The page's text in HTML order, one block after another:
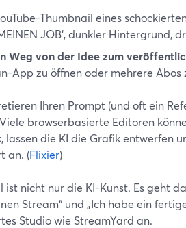
Thumbnail eines
JOB‘, dunkler Hintergrund,
Weg von der Idee zum
App zu öffnen oder mehrere Abos
Ihren Prompt (und oft ein
browserbasierte Editoren
lassen die KI die Grafik entwerfen
an. (Flixier)
nicht nur die KI-Kunst. Es geht
Stream“ und „Ich habe ein
Studio wie StreamYard an.